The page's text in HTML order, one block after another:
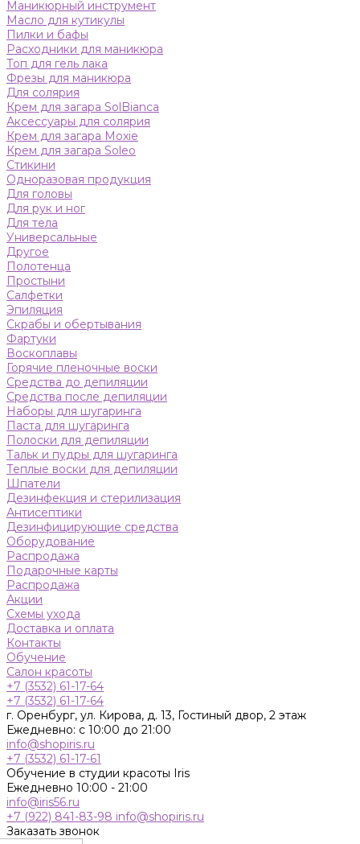
Маникюрный инструмент
Масло для кутикулы
Пилки и бафы
Расходники для маникюра
Топ для гель лака
Фрезы для маникюра
Для солярия
Крем для загара SolBianca
Аксессуары для солярия
Крем для загара Moxie
Крем для загара Soleo
Стикини
Одноразовая продукция
Для головы
Для рук и ног
Для тела
Универсальные
Другое
Полотенца
Простыни
Салфетки
Эпиляция
Скрабы и обертывания
Фартуки
Воскоплавы
Горячие пленочные воски
Средства до депиляции
Средства после депиляции
Наборы для шугаринга
Паста для шугаринга
Полоски для депиляции
Тальк и пудры для шугаринга
Теплые воски для депиляции
Шпатели
Дезинфекция и стерилизация
Антисептики
Дезинфицирующие средства
Оборудование
Распродажа
Подарочные карты
Распродажа
Акции
Схемы ухода
Доставка и оплата
Контакты
Обучение
Салон красоты
+7 (3532) 61-17-64
+7 (3532) 61-17-64
г. Оренбург, ул. Кирова, д. 13, Гостиный двор, 2 этаж
Ежедневно: с 10:00 до 21:00
info@shopiris.ru
+7 (3532) 61-17-61
Обучение в студии красоты Iris
Ежедневно 10:00 - 21:00
info@iris56.ru
+7 (922) 841-83-98 info@shopiris.ru
Заказать звонок